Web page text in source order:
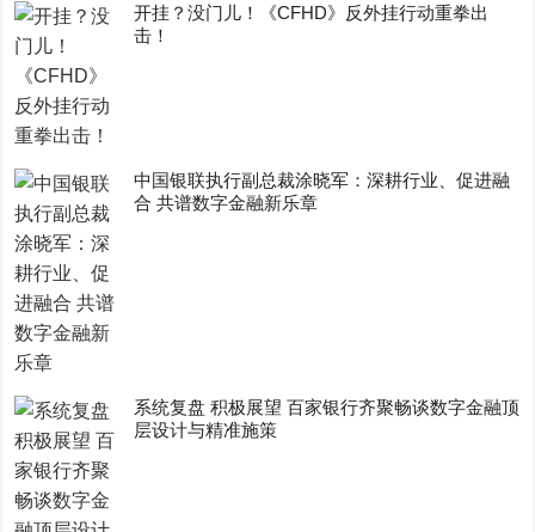
开挂？没门儿！《CFHD》反外挂行动重拳出
击！
中国银联执行副总裁涂晓军：深耕行业、促进融
合 共谱数字金融新乐章
系统复盘 积极展望 百家银行齐聚畅谈数字金融顶
层设计与精准施策